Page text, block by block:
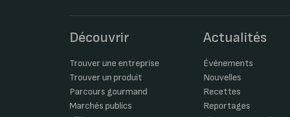
Découvrir
Trouver une entreprise
Trouver un produit
Parcours gourmand
Marchés publics
Actualités
Événements
Nouvelles
Recettes
Reportages